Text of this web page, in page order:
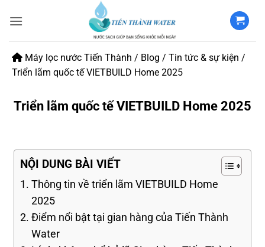
qua
dung
Máy lọc nước Tiến Thành / Blog / Tin tức & sự kiện /
Triển lãm quốc tế VIETBUILD Home 2025
Triển lãm quốc tế VIETBUILD Home 2025
NỘI DUNG BÀI VIẾT
Thông tin về triển lãm VIETBUILD Home
2025
Điểm nổi bật tại gian hàng của Tiến Thành
Water